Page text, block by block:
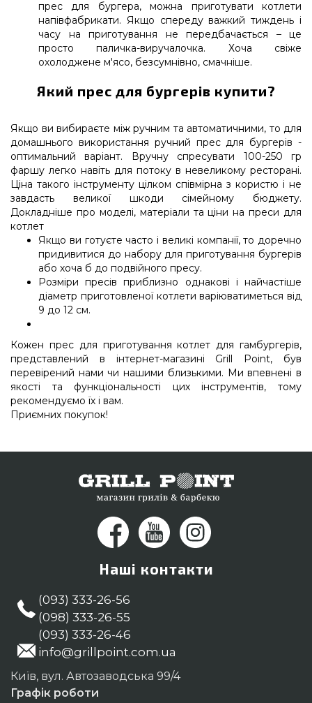
прес для бургера, можна приготувати котлети
напівфабрикати. Якщо спереду важкий тиждень і
часу на приготування не передбачається – це
просто паличка-виручалочка. Хоча свіже
охолоджене м'ясо, безсумнівно, смачніше.
Який прес для бургерів купити?
Якщо ви вибираєте між ручним та автоматичними, то для
домашнього використання ручний прес для бургерів -
оптимальний варіант. Вручну спресувати 100-250 гр
фаршу легко навіть для потоку в невеликому ресторані.
Ціна такого інструменту цілком співмірна з користю і не
завдасть великої шкоди сімейному бюджету.
Докладніше про моделі, матеріали та ціни на преси для
котлет
Якщо ви готуєте часто і великі компанії, то доречно
придивитися до набору для приготування бургерів
або хоча б до подвійного пресу.
Розміри пресів приблизно однакові і найчастіше
діаметр приготовленої котлети варіюватиметься від
9 до 12 см.
Кожен прес для приготування котлет для гамбургерів,
представлений в інтернет-магазині Grill Point, був
перевірений нами чи нашими близькими. Ми впевнені в
якості та функціональності цих інструментів, тому
рекомендуємо їх і вам.
Приємних покупок!
Наші контакти
(093) 333-26-56
(098) 333-26-55
(093) 333-26-46
info@grillpoint.com.ua
Київ, вул. Автозаводська 99/4
Графік роботи